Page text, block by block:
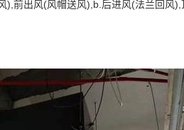
出风(风帽送风),b.后进风(法兰回风),